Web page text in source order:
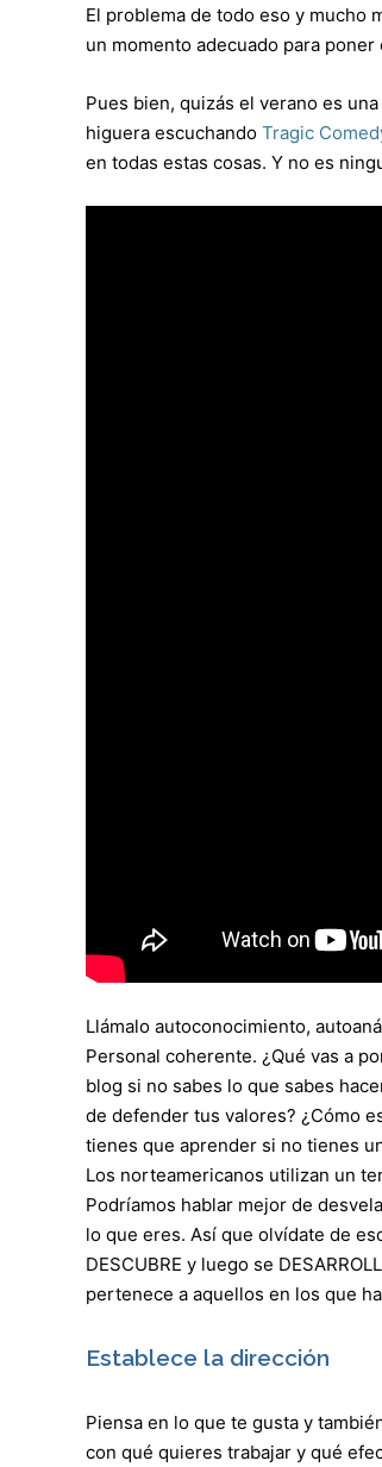
El problema de todo eso y mucho
un momento adecuado para
Pues bien, quizás el verano es
higuera escuchando Tragic
en todas estas cosas. Y no es
Llámalo autoconocimiento,
Personal coherente. ¿Qué vas a
blog si no sabes lo que sabes
de defender tus valores? ¿Cómo
tienes que aprender si no tienes
Los norteamericanos utilizan un
Podríamos hablar mejor de
lo que eres. Así que olvídate de
DESCUBRE y luego se
pertenece a aquellos en los que
Establece la dirección
Piensa en lo que te gusta y
con qué quieres trabajar y qué